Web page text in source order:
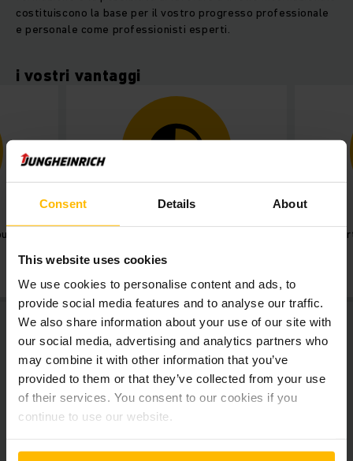
Consent Details About
This website uses cookies
We use cookies to personalise content and ads, to
provide social media features and to analyse our traffic.
We also share information about your use of our site with
our social media, advertising and analytics partners who
may combine it with other information that you’ve
provided to them or that they’ve collected from your use
of their services. You consent to our cookies if you
continue to use our website.
costituiscono la base per il vostro progresso professionale
e personale come professionisti esperti.
i vostri vantaggi
offerte di Lavoro
essun posto vacante al momento